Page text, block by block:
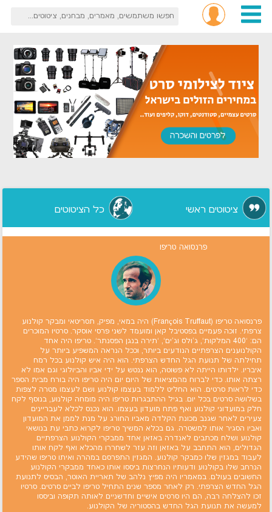
ציטוטים ראשי כל הציטוטים
פרנסואה טריפו
פרנסואה טריפו (François Truffaut) היה במאי, מפיק, תסריטאי ומבקר קולנוע
צרפתי. זוכה פעמיים בפסטיבל קאן ומועמד לשני פרסי אוסקר. סרטיו המוכרים
הם: `400 המלקות`, ג'ולס וג'ים`, `תירה בנגן הפסנתר`. טריפו היה אחד
הקולנוענים הצרפתיים הנודעים ביותר, וככל הנראה המשפיע ביותר על
תחילתה של תנועת הגל החדש הצרפתי. הוא היה איש קולנוע בכל רמח
איבריו. ילדותו הייתה לא פשוטה, הוא ננטש על ידי אביו והביולוגי וגם אמו לא
רצתה אותו. כדי לברוח מהמציאות של היום יום היה טריפו היה בורח מבית הספר
כדי לראות סרטים. הוא החליט ללמוד בעצמו קולנוע ושם לעצמו מטרה לצפות
בשלושה סרטים בכל יום. בגיל ההתבגרות טריפו היה מומחה קולנוע, בנוסף לקח
חלק במועדוני קולנוע ואף פתח מועדון בעצמו. הוא נכנס לכלא לעבריינים
צעירים לאחר שגנב מכונת הקלדה מאביו החורג על מנת לממן את המועדון
ואביו הסגיר אותו למשטרה. גם בכלא המשיך טריפו לקרוא כתבי עת בנושאי
קולנוע ושלח מכתבים לאנדרה באזאן אחד ממבקרי הקולנוע הצרפתיים
הגדולים, הוא התחבב על באזאן וזה עזר לשחררו מהכלא ואף לקח אותו
לעבוד במגזין שלו כמבקר קולנוע. המגזין התפרסם במהרה ואיתו טריפו שהידע
הנרחב שלו בקולנוע ודעותיו הנחרצות ביססו אותו כאחד ממבקרי הקולנוע
החשובים בעולם. במאמריו היה מפיץ נלהב של תאריית האוטר, הבסיס לתנועת
הגל החדש הצרפתי. רק לאחר מספר שנים התחיל טריפו לביים סרטים. סרטיו
זכו להצלחה רבה, הם היו סרטים אישיים וחדשניים לאותה תקופה וביססו
למעשה את תנועת הגל החדש בהסטוריה של הקולנוע.